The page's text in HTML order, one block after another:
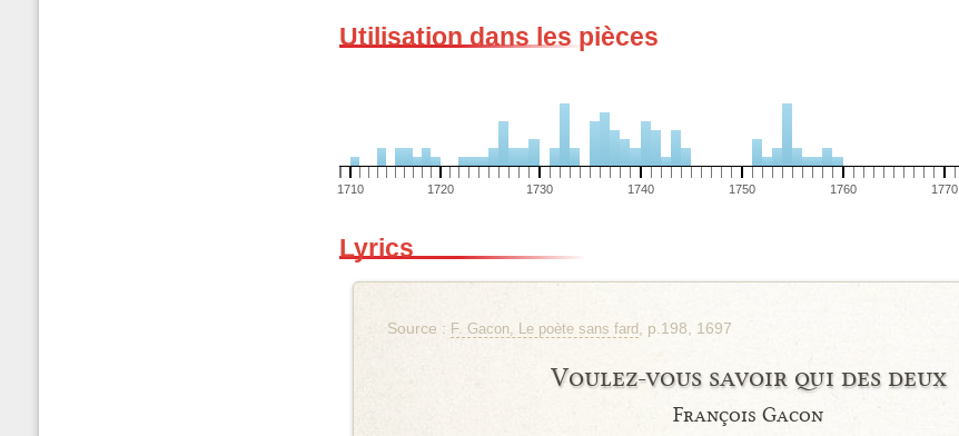
Utilisation dans les pièces
1710 1720 1730 1740 1750 1760 1770
Lyrics
Source : F. Gacon, Le poète sans fard, p.198, 1697
Voulez-vous savoir qui des deux
François Gacon